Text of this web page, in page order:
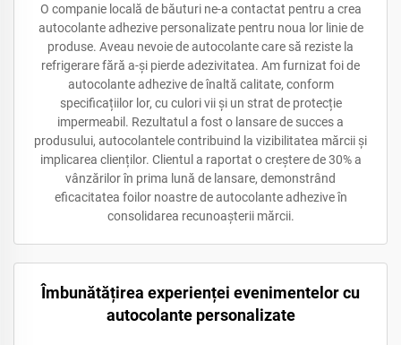
O companie locală de băuturi ne-a contactat pentru a crea
autocolante adhezive personalizate pentru noua lor linie de
produse. Aveau nevoie de autocolante care să reziste la
refrigerare fără a-și pierde adezivitatea. Am furnizat foi de
autocolante adhezive de înaltă calitate, conform
specificațiilor lor, cu culori vii și un strat de protecție
impermeabil. Rezultatul a fost o lansare de succes a
produsului, autocolantele contribuind la vizibilitatea mărcii și
implicarea clienților. Clientul a raportat o creștere de 30% a
vânzărilor în prima lună de lansare, demonstrând
eficacitatea foilor noastre de autocolante adhezive în
consolidarea recunoașterii mărcii.
Îmbunătățirea experienței evenimentelor cu
autocolante personalizate